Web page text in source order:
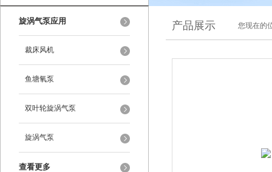
旋涡气泵应用
裁床风机
鱼塘氧泵
双叶轮旋涡气泵
旋涡气泵
查看更多
产品展示 您现在的